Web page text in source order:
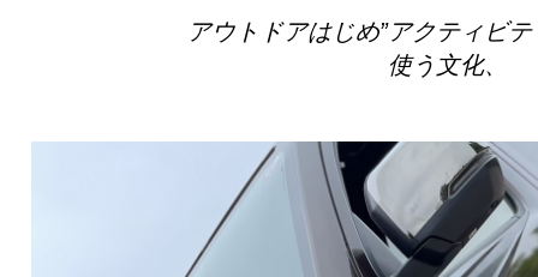
アウトドアはじめ”アクティビ
使う文化、